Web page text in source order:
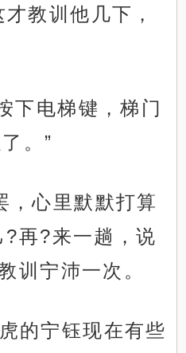
教训他几下，
下电梯键，梯门
。”
，心里默默打算
再?来一趟，说
训宁沛一次。
的宁钰现在有些